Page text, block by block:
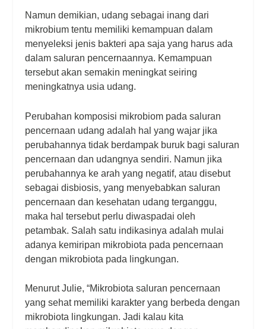
Namun demikian, udang sebagai inang dari
mikrobium tentu memiliki kemampuan dalam
menyeleksi jenis bakteri apa saja yang harus ada
dalam saluran pencernaannya. Kemampuan
tersebut akan semakin meningkat seiring
meningkatnya usia udang.
Perubahan komposisi mikrobiom pada saluran
pencernaan udang adalah hal yang wajar jika
perubahannya tidak berdampak buruk bagi saluran
pencernaan dan udangnya sendiri. Namun jika
perubahannya ke arah yang negatif, atau disebut
sebagai disbiosis, yang menyebabkan saluran
pencernaan dan kesehatan udang terganggu,
maka hal tersebut perlu diwaspadai oleh
petambak. Salah satu indikasinya adalah mulai
adanya kemiripan mikrobiota pada pencernaan
dengan mikrobiota pada lingkungan.
Menurut Julie, “Mikrobiota saluran pencernaan
yang sehat memiliki karakter yang berbeda dengan
mikrobiota lingkungan. Jadi kalau kita